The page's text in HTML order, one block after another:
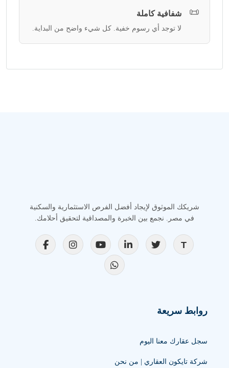
📜 شفافية كاملة
لا توجد أي رسوم خفية. كل شيء واضح من البداية.
شريكك الموثوق لإيجاد أفضل الفرص الاستثمارية والسكنية
في مصر. نجمع بين الخبرة والمصداقية لتحقيق أحلامك.
روابط سريعة
سجل عقارك معنا اليوم
شركة تايكون العقاري | من نحن